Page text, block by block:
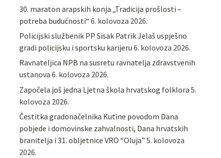
30. maraton arapskih konja „Tradicija prošlosti –
potreba budućnosti“ 6. kolovoza 2026.
Policijski službenik PP Sisak Patrik Jelaš uspješno
gradi policijsku i sportsku karijeru 6. kolovoza 2026.
Ravnateljica NPB na susretu ravnatelja zdravstvenih
ustanova 6. kolovoza 2026.
Započela još jedna Ljetna škola hrvatskog folklora 5.
kolovoza 2026.
Čestitka gradonačelnika Kutine povodom Dana
pobjede i domovinske zahvalnosti, Dana hrvatskih
branitelja i 31. obljetnice VRO “Oluja” 5. kolovoza
2026.